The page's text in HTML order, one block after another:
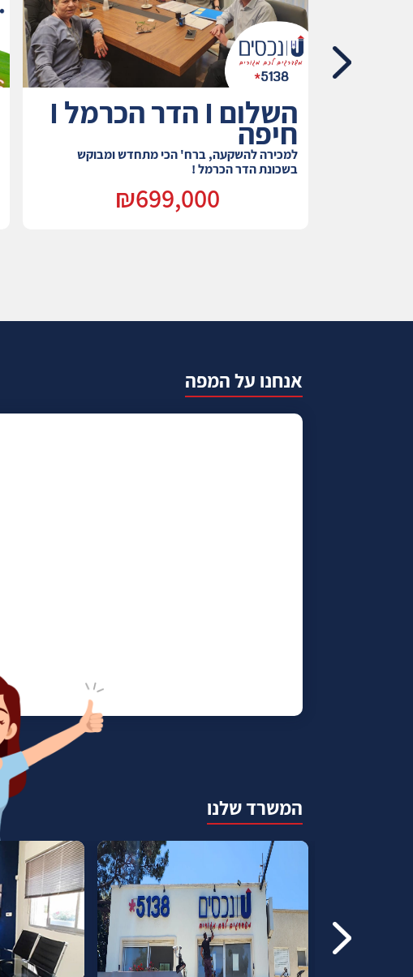
השלום I הדר הכרמל I
חיפה
למכירה להשקעה, ברח' הכי מתחדש ומבוקש
בשכונת הדר הכרמל !
₪699,000
אנחנו על המפה
המשרד שלנו